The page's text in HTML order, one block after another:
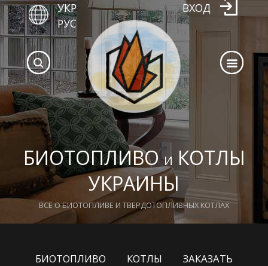
БИОТОПЛИВОИ КОТЛЫ
УКРАИНЫ
ВСЕ О БИОТОПЛИВЕ И ТВЕРДОТОПЛИВНЫХ КОТЛАХ
УКР
РУС
ВХОД
БИОТОПЛИВО КОТЛЫ
ЗАКАЗАТЬ